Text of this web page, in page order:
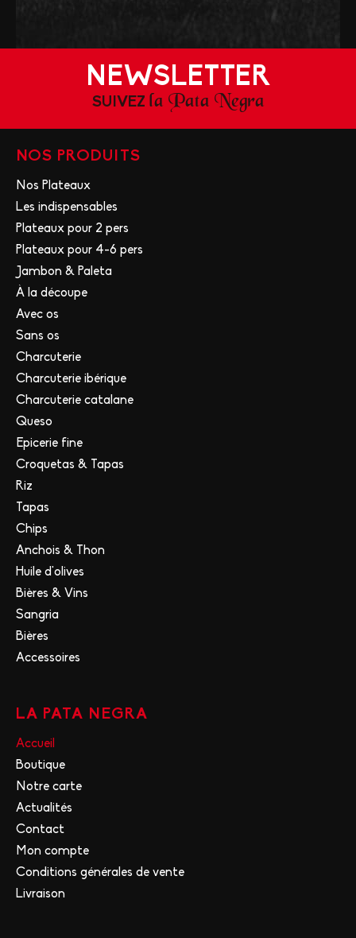
NEWSLETTER
SUIVEZ la Pata Negra
NOS PRODUITS
Nos Plateaux
Les indispensables
Plateaux pour 2 pers
Plateaux pour 4-6 pers
Jambon & Paleta
À la découpe
Avec os
Sans os
Charcuterie
Charcuterie ibérique
Charcuterie catalane
Queso
Epicerie fine
Croquetas & Tapas
Riz
Tapas
Chips
Anchois & Thon
Huile d'olives
Bières & Vins
Sangria
Bières
Accessoires
LA PATA NEGRA
Accueil
Boutique
Notre carte
Actualités
Contact
Mon compte
Conditions générales de vente
Livraison